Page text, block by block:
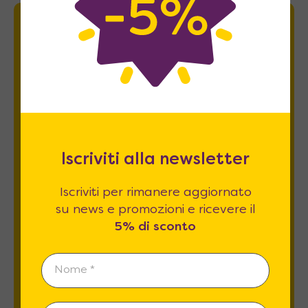
Newsletter
Iscriviti per rimanere aggiornato su news
privacy *
REGISTRATI
Iscriviti alla newsletter
Iscriviti per rimanere aggiornato
su news e promozioni e ricevere il
5% di sconto